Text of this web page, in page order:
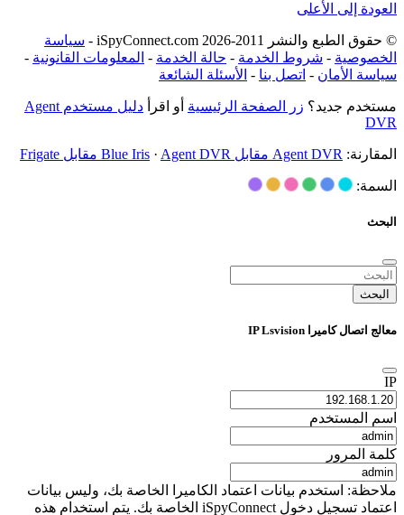
العودة إلى الأعلى
© حقوق الطبع والنشر 2011-2026 iSpyConnect.com -
سياسة
الخصوصية - شروط الخدمة - حالة الخدمة - المعلومات القانونية -
سياسة الأمان - اتصل بنا - الأسئلة الشائعة
مستخدم جديد؟ زر الصفحة الرئيسية أو اقرأ
دليل مستخدم Agent
DVR
المقارنة: Agent DVR مقابل Blue Iris · Agent DVR مقابل Frigate
السمة:
البحث
البحث
معالج اتصال كاميرا IP Lsvision
IP
اسم المستخدم
كلمة المرور
ملاحظة: استخدم بيانات اعتماد الكاميرا الخاصة بك، وليس بيانات
اعتماد تسجيل دخول iSpyConnect الخاصة بك. يتم استخدام هذه